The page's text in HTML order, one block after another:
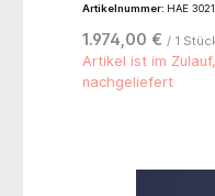
Liftwagen eignet sich
und
Trägerprofil zur
und mit integriertem
optimalen
Artikelnummer: HAE
1.974,00 € / 1
Artikel ist im
nachgeliefert